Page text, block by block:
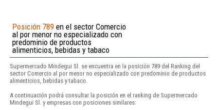
Posición 789 en el sector Comercio
al por menor no especializado con
predominio de productos
alimenticios, bebidas y tabaco
Supermercado Mindegui Sl. se encuentra en la posición 789 del Ranking del
sector Comercio al por menor no especializado con predominio de productos
alimenticios, bebidas y tabaco.
A continuación podrá consultar la posición en el ranking de Supermercado
Mindegui Sl. y empresas con posiciones similares: